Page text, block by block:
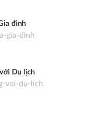
đình
gia-dinh
Du lịch
voi-du-lich